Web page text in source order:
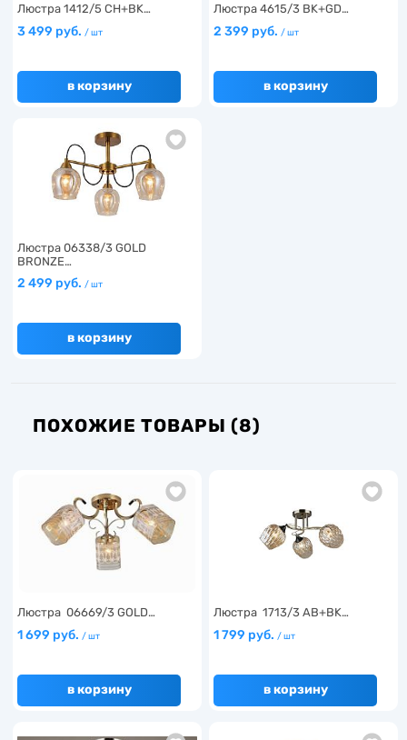
Люстра 1412/5 CH+BK…
3 499 руб. / шт
в корзину
Люстра 4615/3 BK+GD…
2 399 руб. / шт
в корзину
Люстра 06338/3 GOLD
BRONZE…
2 499 руб. / шт
в корзину
ПОХОЖИЕ ТОВАРЫ (8)
Люстра 06669/3 GOLD…
1 699 руб. / шт
в корзину
Люстра 1713/3 AB+BK…
1 799 руб. / шт
в корзину